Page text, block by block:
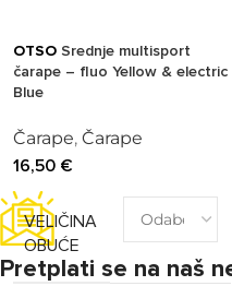
OTSO Srednje multisport
čarape – fluo Yellow & electric
Blue
Čarape, Čarape
16,50 €
VELIČINA
OBUĆE
Pretplati se na naš